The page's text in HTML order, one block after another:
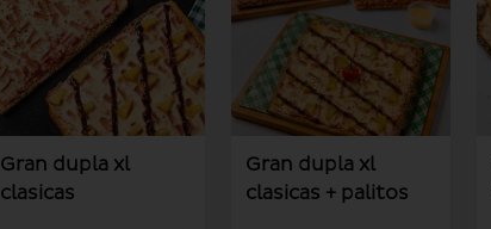
Gran dupla xl
clasicas
Gran dupla xl
clasicas + palitos